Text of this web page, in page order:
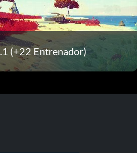
(+22 Entrenador)